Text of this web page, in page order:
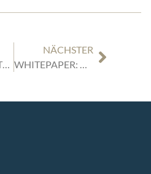
TIGGES ERSTATTET STRAFANZEIGE BEIM GENERALBUNDESANWALT GEGEN VLADIMIR PUTIN UND SERGEJ LAWROW WEGEN VERSTOSSES GEGEN DAS VÖLKERSTRAFGESETZBUCH UND DIE CHARTA DER VEREINTEN NATIONEN
NÄCHSTER
WHITEPAPER: UNTERNEHMENSTRANSAKTIONEN IM MITTELSTAND – UNÜBERWINDBARE HÜRDE ODER MEISTERBARE HERAUSFORDERUNG?